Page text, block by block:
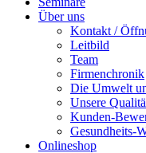
Über uns
Kontakt /
Leitbild
Team
Firmenchronik
Die Umwelt
Unsere
Kunden-
Gesundheits-
Onlineshop